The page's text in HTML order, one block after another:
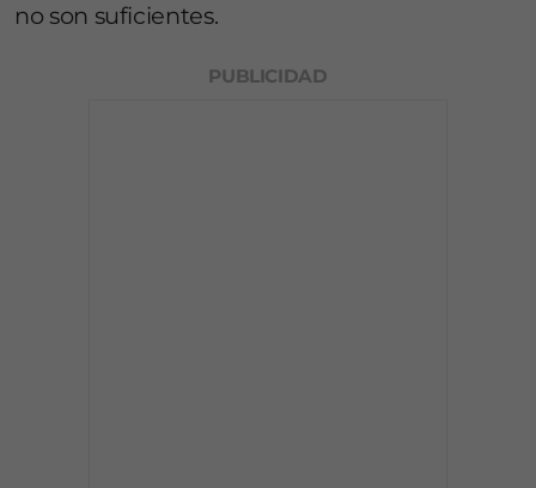
no son suficientes.
PUBLICIDAD